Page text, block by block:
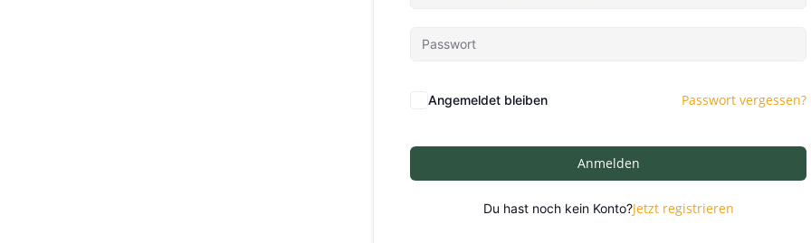
Angemeldet bleiben Passwort vergessen?
Anmelden
Du hast noch kein Konto?Jetzt registrieren